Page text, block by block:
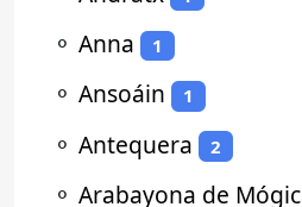
⚬ Anna 1
⚬ Ansoáin 1
⚬ Antequera 2
⚬ Arabayona de